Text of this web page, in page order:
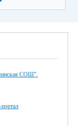
СОШ".